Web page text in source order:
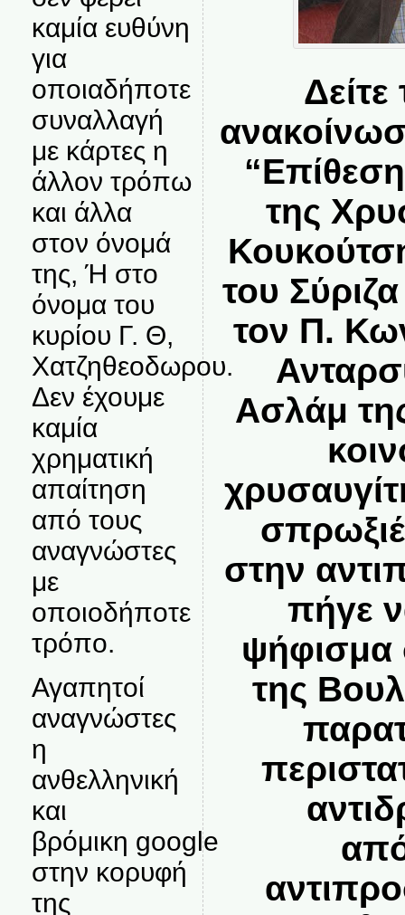
καμία ευθύνη
για
οποιαδήποτε
συναλλαγή
με κάρτες η
άλλον τρόπω
και άλλα
στον όνομά
της, Ή στο
όνομα του
κυρίου Γ. Θ,
Χατζηθεοδωρου.
Δεν έχουμε
καμία
χρηματική
απαίτηση
από τους
αναγνώστες
με
οποιοδήποτε
τρόπο.
Αγαπητοί
αναγνώστες
η
ανθελληνική
και
βρόμικη google
στην κορυφή
της
Δείτε
της
του
τον Π.
Ασλάμ
στην
πήγε
ψήφισμα
της